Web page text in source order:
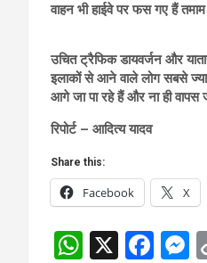
वाहन भी हाईवे पर फस गए हैं
उचित ट्रैफिक डायवर्जन और
इलाकों से आने वाले लोग सबसे
आगे जा पा रहे हैं और ना ही वापस
रिपोर्ट – आदित्य यादव
Share this:
Facebook X
W X
F